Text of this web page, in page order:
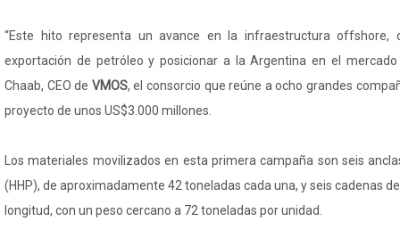
“Este hito representa un avance en la infraestructura offshore,
exportación de petróleo y posicionar a la Argentina en el mercado
Chaab, CEO de VMOS, el consorcio que reúne a ocho grandes
proyecto de unos US$3.000 millones.
Los materiales movilizados en esta primera campaña son seis
(HHP), de aproximadamente 42 toneladas cada una, y seis cadenas
longitud, con un peso cercano a 72 toneladas por unidad.